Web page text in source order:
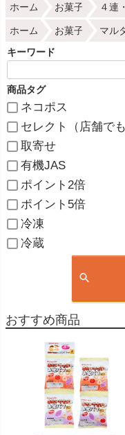
ホーム お菓子 ４連
ホーム お菓子 マル
キーワード
商品タグ
ネコポス
セレクト（店舗でも
取寄せ
有機JAS
ポイント2倍
ポイント5倍
冷凍
冷蔵
おすすめ商品